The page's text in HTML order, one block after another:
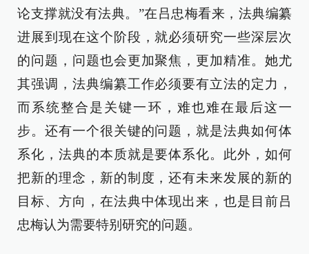
论支撑就没有法典。”在吕忠梅看来，法典编纂
进展到现在这个阶段，就必须研究一些深层次
的问题，问题也会更加聚焦，更加精准。她尤
其强调，法典编纂工作必须要有立法的定力，
而系统整合是关键一环，难也难在最后这一
步。还有一个很关键的问题，就是法典如何体
系化，法典的本质就是要体系化。此外，如何
把新的理念，新的制度，还有未来发展的新的
目标、方向，在法典中体现出来，也是目前吕
忠梅认为需要特别研究的问题。